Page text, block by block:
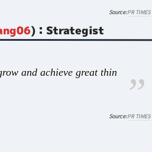
PR TIMES
)：Strategist
and achieve great thin
PR TIMES